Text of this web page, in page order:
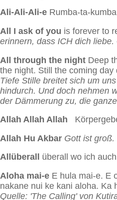
Ali-Ali-Ali-e Rumba-ta-
All I ask of you is forever to
erinnern, dass ICH dich
All through the night Deep
the night. Still the coming
Tiefe Stille breitet sich um
hindurch. Und doch nehmen
der Dämmerung zu, die
Allah Allah Allah
Allah Hu Akbar Gott ist groß.
Allüberall überall wo ich
Aloha mai-e E hula mai-e. E
nakane nui ke kani aloha. Ka
Quelle: 'The Calling' von